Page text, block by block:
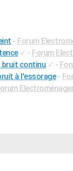
- Forum
✓ - Forum
bruit continu ✓ -
à l'essorage -
Electroménager